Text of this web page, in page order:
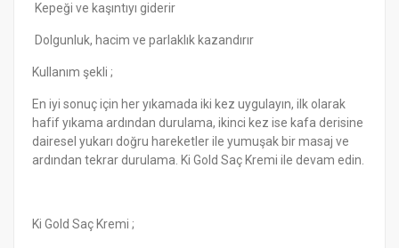
Kepeği ve kaşıntıyı giderir
Dolgunluk, hacim ve parlaklık kazandırır
Kullanım şekli ;
En iyi sonuç için her yıkamada iki kez uygulayın, ilk olarak
hafif yıkama ardından durulama, ikinci kez ise kafa derisine
dairesel yukarı doğru hareketler ile yumuşak bir masaj ve
ardından tekrar durulama. Ki Gold Saç Kremi ile devam edin.
Ki Gold Saç Kremi ;